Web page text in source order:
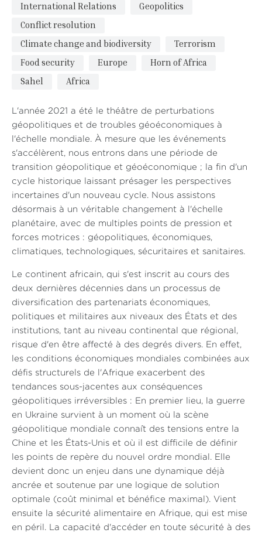
International Relations
Geopolitics
Conflict resolution
Climate change and biodiversity
Terrorism
Food security
Europe
Horn of Africa
Sahel
Africa
L'année 2021 a été le théâtre de perturbations
géopolitiques et de troubles géoéconomiques à
l'échelle mondiale. À mesure que les événements
s'accélèrent, nous entrons dans une période de
transition géopolitique et géoéconomique ; la fin d'un
cycle historique laissant présager les perspectives
incertaines d'un nouveau cycle. Nous assistons
désormais à un véritable changement à l'échelle
planétaire, avec de multiples points de pression et
forces motrices : géopolitiques, économiques,
climatiques, technologiques, sécuritaires et sanitaires.
Le continent africain, qui s'est inscrit au cours des
deux dernières décennies dans un processus de
diversification des partenariats économiques,
politiques et militaires aux niveaux des États et des
institutions, tant au niveau continental que régional,
risque d'en être affecté à des degrés divers. En effet,
les conditions économiques mondiales combinées aux
défis structurels de l'Afrique exacerbent des
tendances sous-jacentes aux conséquences
géopolitiques irréversibles : En premier lieu, la guerre
en Ukraine survient à un moment où la scène
géopolitique mondiale connaît des tensions entre la
Chine et les États-Unis et où il est difficile de définir
les points de repère du nouvel ordre mondial. Elle
devient donc un enjeu dans une dynamique déjà
ancrée et soutenue par une logique de solution
optimale (coût minimal et bénéfice maximal). Vient
ensuite la sécurité alimentaire en Afrique, qui est mise
en péril. La capacité d'accéder en toute sécurité à des